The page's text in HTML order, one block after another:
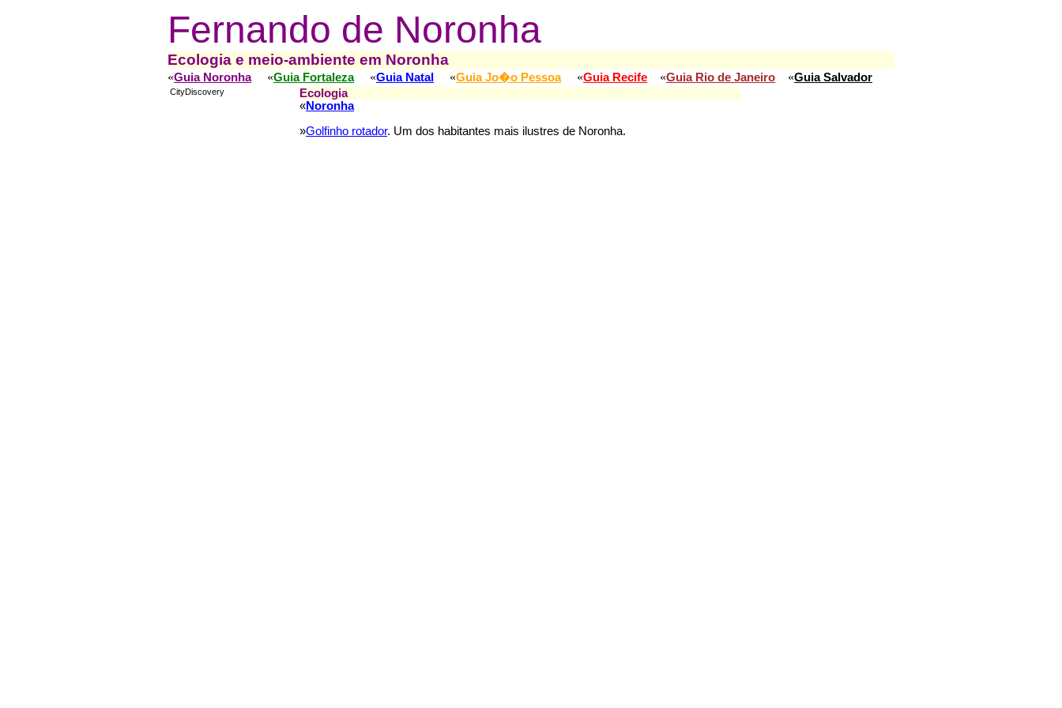
Fernando de Noronha
Ecologia e meio-ambiente em Noronha
«Guia Noronha«Guia Fortaleza«Guia Natal «Guia Jo�o Pessoa«Guia Recife «Guia Rio de Janeiro «Guia Salvador
CityDiscovery
Ecologia
«Noronha
»Golfinho rotador. Um dos habitantes mais ilustres de Noronha.